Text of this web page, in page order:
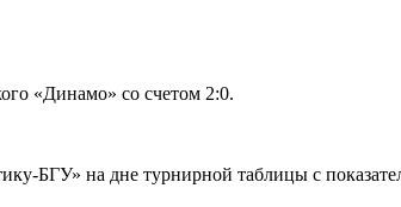
«Динамо» со счетом 2:0.
БГУ» на дне турнирной таблицы с